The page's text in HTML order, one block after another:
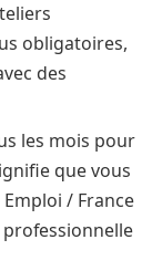
obligatoires,
des
les mois pour
que vous
/ France